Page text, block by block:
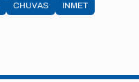
CHUVAS INMET